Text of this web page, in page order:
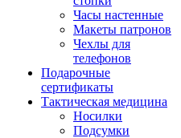
Часы настенные
Макеты патронов
Чехлы для
телефонов
Подарочные
сертификаты
Тактическая медицина
Носилки
Подсумки